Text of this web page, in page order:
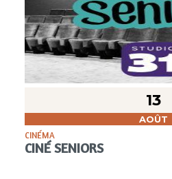
13
AOÛT
CINÉMA
CINÉ SENIORS